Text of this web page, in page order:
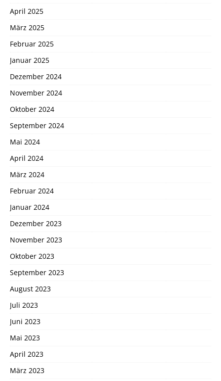
April 2025
März 2025
Februar 2025
Januar 2025
Dezember 2024
November 2024
Oktober 2024
September 2024
Mai 2024
April 2024
März 2024
Februar 2024
Januar 2024
Dezember 2023
November 2023
Oktober 2023
September 2023
August 2023
Juli 2023
Juni 2023
Mai 2023
April 2023
März 2023